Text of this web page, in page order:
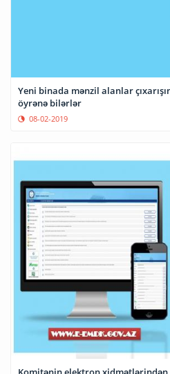
Yeni binada mənzil alanlar
öyrənə bilərlər
08-02-2019